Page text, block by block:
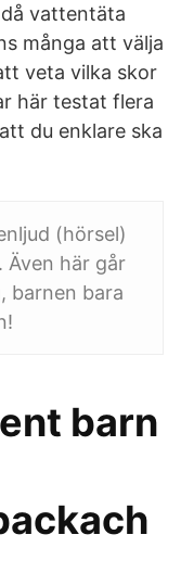
vattentäta
många att välja
veta vilka skor
här testat flera
du enklare ska
(hörsel)
Även här går
barnen bara
barn